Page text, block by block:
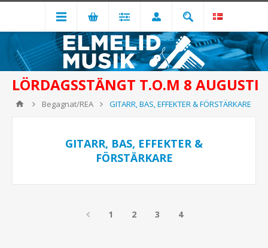
LÖRDAGSSTÄNGT T.O.M 8 AUGUSTI
Begagnat/REA GITARR, BAS, EFFEKTER & FÖRSTÄRKARE
GITARR, BAS, EFFEKTER &
FÖRSTÄRKARE
1 2 3 4